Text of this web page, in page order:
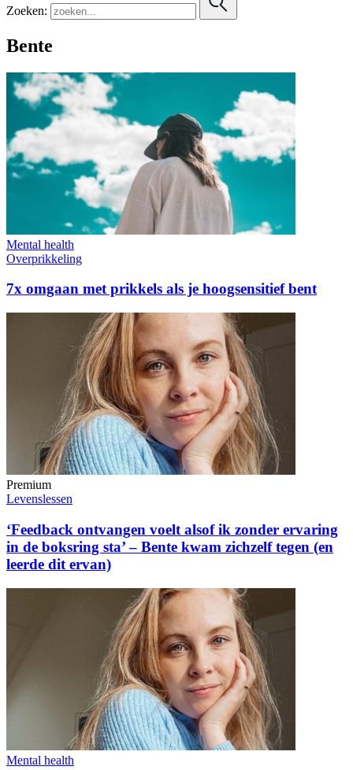
Zoeken:
Bente
Mental health
Overprikkeling
7x omgaan met prikkels als je hoogsensitief bent
Premium
Levenslessen
‘Feedback ontvangen voelt alsof ik zonder ervaring
in de boksring sta’ – Bente kwam zichzelf tegen (en
leerde dit ervan)
Mental health